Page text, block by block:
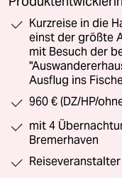
Kurzreise in die
einst der größte
mit Besuch der
Ausflug ins
960 € (DZ/HP/
mit 4
Bremerhaven